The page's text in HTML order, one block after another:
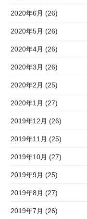
2020年6月 (26)
2020年5月 (26)
2020年4月 (26)
2020年3月 (26)
2020年2月 (25)
2020年1月 (27)
2019年12月 (26)
2019年11月 (25)
2019年10月 (27)
2019年9月 (25)
2019年8月 (27)
2019年7月 (26)